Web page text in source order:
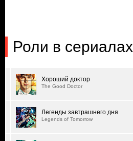
Роли в сериалах
Хороший доктор
The Good Doctor
Легенды завтрашнего дня
Legends of Tomorrow